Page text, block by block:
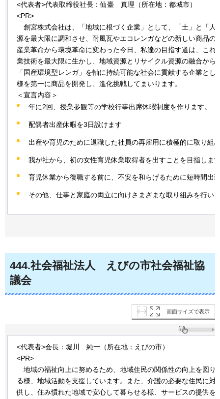
<代表者>代表取締役社長：仙臺 真理 （所在地：都城市）
<PR>
創宮株式会社は、「地域に根づく企業」として、「土」と「人
源を最大限に調和させ、耐風瓦やエコレンガなどの新しい商品の
産業革命から環境革命に変わった今日、私達の目指す道は、これ
業技術を最大限に生かし、地域資源とリサイクル資源の融合から
「国産環境型レンガ」を軸に持続可能な社会に貢献する企業と
様を第一に商品を開発し、進化挑戦してまいります。
＜宣言内容＞
年に2回、授業参観等の学校行事出席休暇制度を作ります。
配偶者出産休暇を3日設けます
出産や育児のために退職した社員の再雇用に積極的に取り組
我が社から、初の女性育児休業取得者を出すことを目指しま
育児休業から復職する前に、不安を和らげるために短時間出
その他、仕事と家庭の両立に向けさまざまな取り組みを行い
444.社会福祉法人 えびの市社会福祉協
議会
画面サイズで表示
<代表者>会長：堀川 純一 （所在地：えびの市）
<PR>
地域の福祉向上に努めるため、地域住民の関係性の向上を図り
る様、地域活動を支援しています。また、介護の必要な住民に対
供し、住み慣れた地域で安心して暮らせる様、サービスの提供を